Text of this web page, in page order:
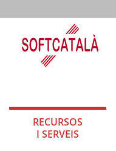
RECURSOS
I SERVEIS